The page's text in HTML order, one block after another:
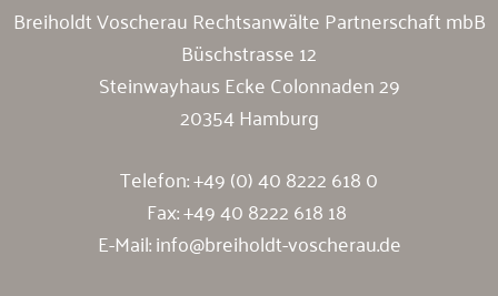
Breiholdt Voscherau Rechtsanwälte Partnerschaft mbB
Büschstrasse 12
Steinwayhaus Ecke Colonnaden 29
20354 Hamburg
Telefon:+49 (0) 40 8222 618 0
Fax: +49 40 8222 618 18
E-Mail:info@breiholdt-voscherau.de